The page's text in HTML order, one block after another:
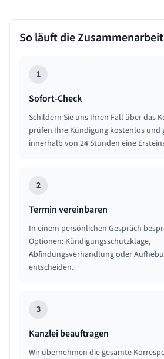
So läuft die Zusammenarbeit
1
Sofort-Check
Schildern Sie uns Ihren Fall über das
prüfen Ihre Kündigung kostenlos und
innerhalb von 24 Stunden eine
2
Termin vereinbaren
In einem persönlichen Gespräch
Optionen: Kündigungsschutzklage,
Abfindungsverhandlung oder
entscheiden.
3
Kanzlei beauftragen
Wir übernehmen die gesamte